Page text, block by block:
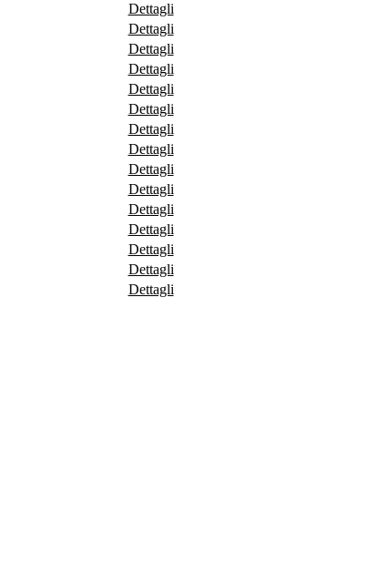
Dettagli
Dettagli
Dettagli
Dettagli
Dettagli
Dettagli
Dettagli
Dettagli
Dettagli
Dettagli
Dettagli
Dettagli
Dettagli
Dettagli
Dettagli